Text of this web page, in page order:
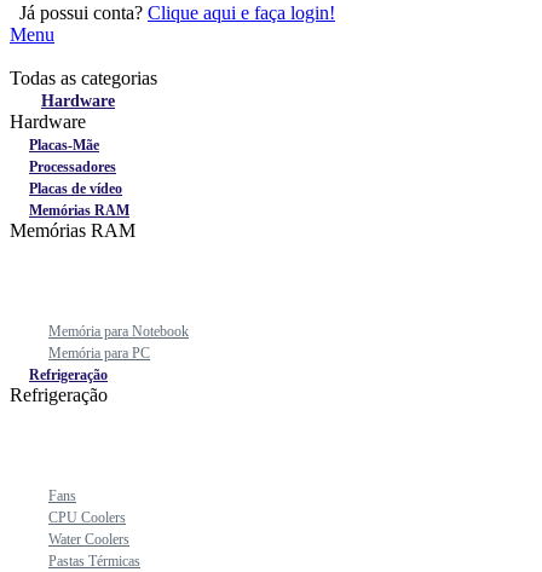
Já possui conta? Clique aqui e faça login!
Menu
Todas as categorias
Hardware
Hardware
Placas-Mãe
Processadores
Placas de vídeo
Memórias RAM
Memórias RAM
Memória para Notebook
Memória para PC
Refrigeração
Refrigeração
Fans
CPU Coolers
Water Coolers
Pastas Térmicas